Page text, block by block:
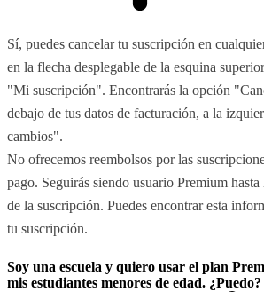
Sí, puedes cancelar tu suscripción en
en la flecha desplegable de la esquina
"Mi suscripción". Encontrarás la opción
debajo de tus datos de facturación, a la
cambios".
No ofrecemos reembolsos por las
pago. Seguirás siendo usuario Premium
de la suscripción. Puedes encontrar esta
tu suscripción.
Soy una escuela y quiero usar el plan
mis estudiantes menores de edad.